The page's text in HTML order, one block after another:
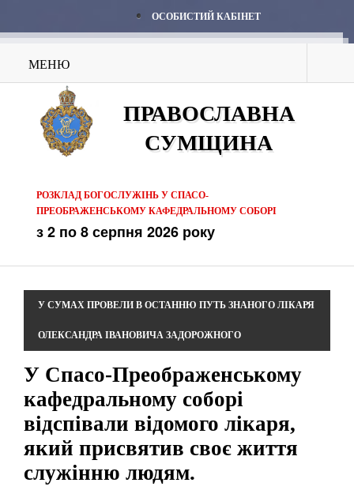
ОСОБИСТИЙ КАБІНЕТ
МЕНЮ
ПРАВОСЛАВНА
СУМЩИНА
РОЗКЛАД БОГОСЛУЖІНЬ У СПАСО-
ПРЕОБРАЖЕНСЬКОМУ КАФЕДРАЛЬНОМУ СОБОРІ
з 2 по 8 серпня 2026 року
У СУМАХ ПРОВЕЛИ В ОСТАННЮ ПУТЬ ЗНАНОГО ЛІКАРЯ
ОЛЕКСАНДРА ІВАНОВИЧА ЗАДОРОЖНОГО
У Спасо-Преображенському
кафедральному соборі
відспівали відомого лікаря,
який присвятив своє життя
служінню людям.